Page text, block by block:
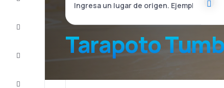
Completa
Tarapoto